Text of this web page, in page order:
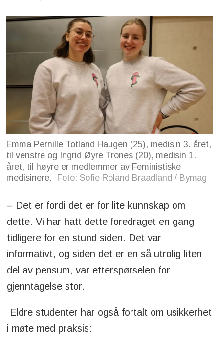
Emma Pernille Totland Haugen (25), medisin 3. året,
til venstre og Ingrid Øyre Trones (20), medisin 1.
året, til høyre er medlemmer av Feministiske
medisinere.
Foto: Sofie Roland Braadland / Bymag
– Det er fordi det er for lite kunnskap om
dette. Vi har hatt dette foredraget en gang
tidligere for en stund siden. Det var
informativt, og siden det er en så utrolig liten
del av pensum, var etterspørselen for
gjenntagelse stor.
Eldre studenter har også fortalt om usikkerhet
i møte med praksis: